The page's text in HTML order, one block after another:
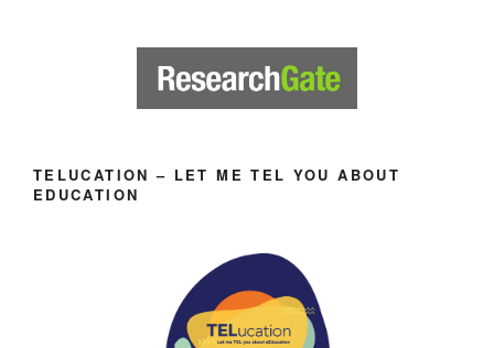
TELUCATION – LET ME TEL YOU ABOUT
EDUCATION